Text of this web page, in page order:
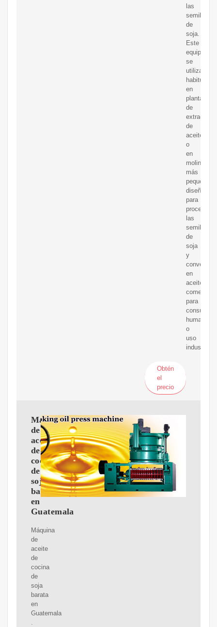
las
semillas
de
soja.
Este
equipo
se
utiliza
en
plantas
de
extracción
de
aceite
o
en
molinos
más
pequeños
diseñados
para
procesar
las
semillas
de
soja
y
en
aceite
comestible
para
consumo
humano
o
uso
industrial.
Obtén
el
precio
Máquina
de
aceite
de
cocina
de
soja
barata
en
Guatemala
Máquina
de
aceite
de
cocina
de
soja
barata
en
Guatemala
.